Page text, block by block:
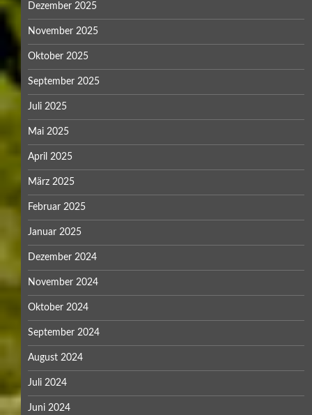
Dezember 2025
November 2025
Oktober 2025
September 2025
Juli 2025
Mai 2025
April 2025
März 2025
Februar 2025
Januar 2025
Dezember 2024
November 2024
Oktober 2024
September 2024
August 2024
Juli 2024
Juni 2024